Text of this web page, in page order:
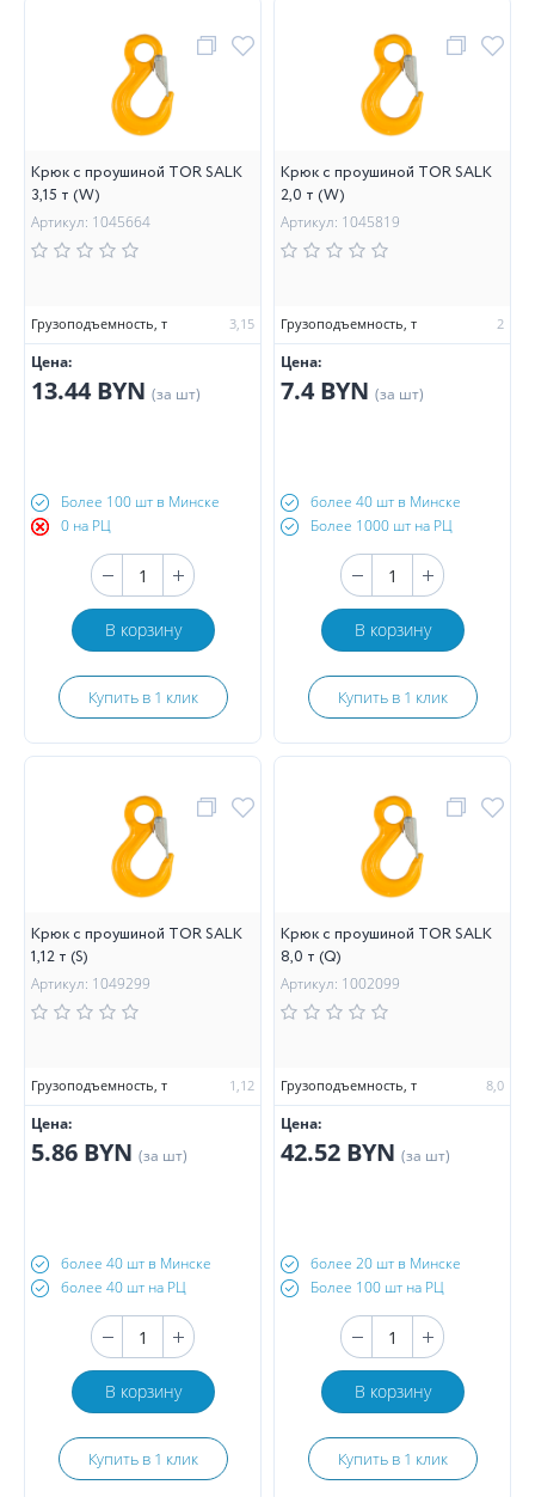
Крюк с проушиной TOR SALK
3,15 т (W)
Артикул: 1045664
Грузоподъемность, т 3,15
Цена:
13.44 BYN (за шт)
Более 100 шт в Минске
0 на РЦ
В корзину
Купить в 1 клик
Крюк с проушиной TOR SALK
2,0 т (W)
Артикул: 1045819
Грузоподъемность, т 2
Цена:
7.4 BYN (за шт)
более 40 шт в Минске
Более 1000 шт на РЦ
В корзину
Купить в 1 клик
Крюк с проушиной TOR SALK
1,12 т (S)
Артикул: 1049299
Грузоподъемность, т 1,12
Цена:
5.86 BYN (за шт)
более 40 шт в Минске
более 40 шт на РЦ
В корзину
Купить в 1 клик
Крюк с проушиной TOR SALK
8,0 т (Q)
Артикул: 1002099
Грузоподъемность, т 8,0
Цена:
42.52 BYN (за шт)
более 20 шт в Минске
Более 100 шт на РЦ
В корзину
Купить в 1 клик